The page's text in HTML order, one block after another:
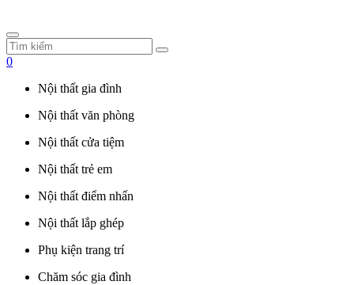
0
Nội thất gia đình
Nội thất văn phòng
Nội thất cửa tiệm
Nội thất trẻ em
Nội thất điểm nhấn
Nội thất lắp ghép
Phụ kiện trang trí
Chăm sóc gia đình